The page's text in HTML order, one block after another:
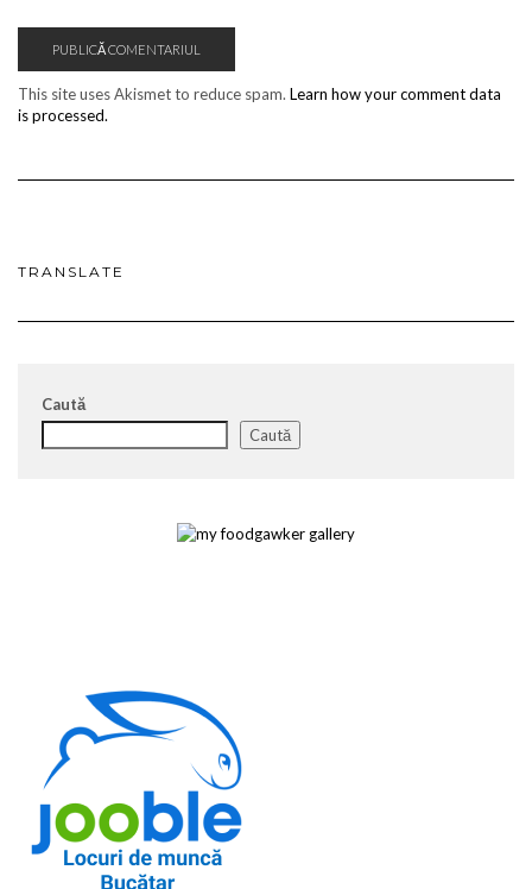
This site uses Akismet to reduce spam. Learn how your comment data
is processed.
TRANSLATE
Caută
Caută